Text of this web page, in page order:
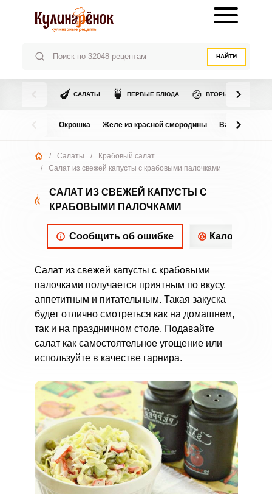
НАЙТИ
🍆 САЛАТЫ 🍵 ПЕРВЫЕ БЛЮДА 🍲 ВТОРЫЕ БЛЮДА
Окрошка Желе из красной смородины Варенье из
/ Салаты /
Крабовый салат
/
Салат из свежей капусты с крабовыми палочками
САЛАТ ИЗ СВЕЖЕЙ КАПУСТЫ С
КРАБОВЫМИ ПАЛОЧКАМИ
Сообщить об ошибке
Салат из свежей капусты с крабовыми
палочками получается приятным по вкусу,
аппетитным и питательным. Такая закуска
будет отлично смотреться как на домашнем,
так и на праздничном столе. Подавайте
салат как самостоятельное угощение или
используйте в качестве гарнира.